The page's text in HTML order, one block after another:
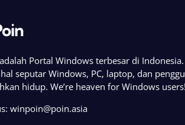
Portal Windows terbesar di
seputar Windows, PC, laptop, dan
hidup. We’re heaven for Windows users!
winpoin@poin.asia